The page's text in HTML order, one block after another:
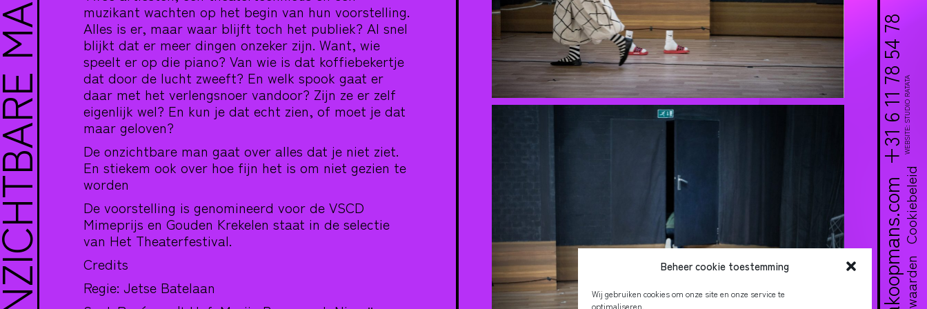
Beheer cookie toestemming
Wij gebruiken cookies om onze site en onze service te
optimaliseren.
muzikant wachten op het begin van hun voorstelling.
Alles is er, maar waar blijft toch het publiek? Al snel
blijkt dat er meer dingen onzeker zijn. Want, wie
speelt er op die piano? Van wie is dat koffiebekertje
dat door de lucht zweeft? En welk spook gaat er
daar met het verlengsnoer vandoor? Zijn ze er zelf
eigenlijk wel? En kun je dat echt zien, of moet je dat
maar geloven?
De onzichtbare man gaat over alles dat je niet ziet.
En stiekem ook over hoe fijn het is om niet gezien te
worden
De voorstelling is genomineerd voor de VSCD
Mimeprijs en Gouden Krekelen staat in de selectie
van Het Theaterfestival.
Credits
Regie: Jetse Batelaan
+31 6 11 78 54 78
Cookiebeleid
WEBSITE: STUDIO RATATA